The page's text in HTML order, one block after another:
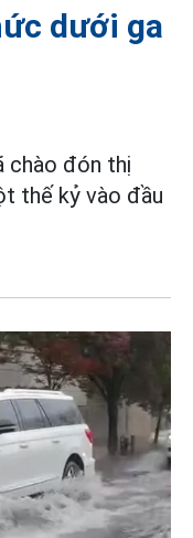
dưới ga
chào đón thị
thế kỷ vào đầu